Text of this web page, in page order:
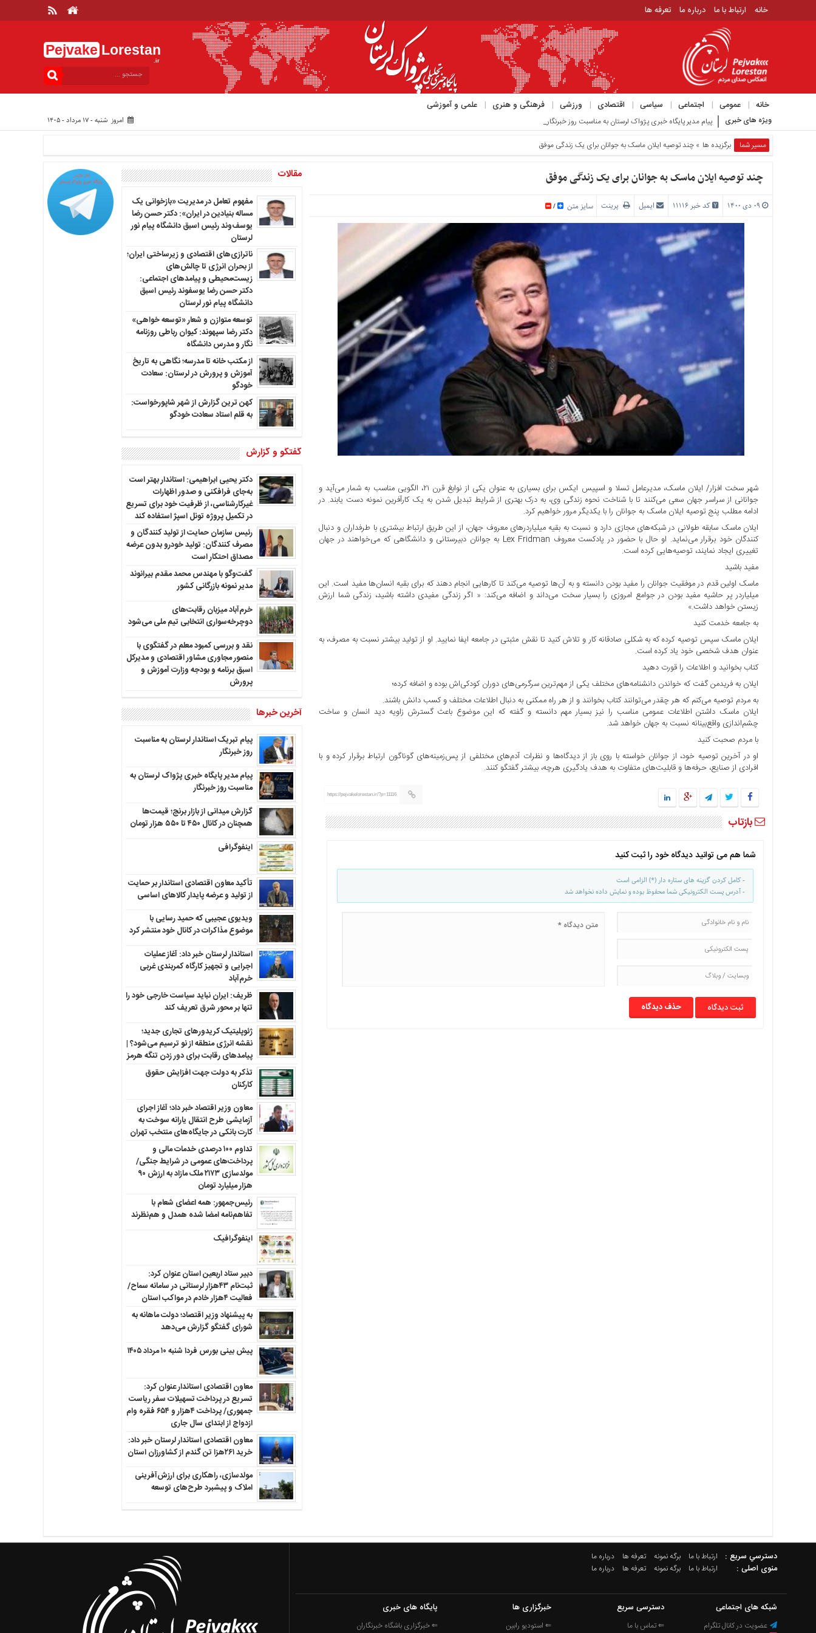
خانه ارتباط با ما درباره ما تعرفه ها
Pejvake Lorestan
.ir
خانه عمومی اجتماعی سیاسی اقتصادی ورزشی فرهنگی و هنری علمی و آموزشی
ارتباط
ویژه های خبری گزارش میدانی ا_ امروز شنبه - ۱۷ مرداد - ۱۴۰۵
مسیر شما برگزیده ها » چند توصیه ایلان ماسک به جوانان برای یک زندگی موفق
چند توصیه ایلان ماسک به جوانان برای یک زندگی موفق
کد خبر 11116 ایمیل پرینت سایز متن /
شهر سخت افزار/ ایلان ماسک، مدیرعامل تسلا و اسپیس ایکس برای بسیاری به عنوان یکی از نوابغ قرن ۲۱، الگویی مناسب به شمار می‌آید و
جوانانی از سراسر جهان سعی می‌کنند تا با شناخت نحوه زندگی وی، به درک بهتری از شرایط تبدیل شدن به یک کارآفرین نمونه دست یابند. در
ادامه مطلب پنج توصیه ایلان ماسک به جوانان را با یکدیگر مرور خواهیم کرد.
ایلان ماسک سابقه طولانی در شبکه‌های مجازی دارد و نسبت به بقیه میلیاردرهای معروف جهان، از این طریق ارتباط بیشتری با طرفداران و دنبال
کنندگان خود برقرار می‌نماید. او حال با حضور در پادکست معروف Lex Fridman به جوانان دبیرستانی و دانشگاهی که می‌خواهند در جهان
تغییری ایجاد نمایند، توصیه‌هایی کرده است.
مفید باشید
ماسک اولین قدم در موفقیت جوانان را مفید بودن دانسته و به آن‌ها توصیه می‌کند تا کارهایی انجام دهند که برای بقیه انسان‌ها مفید است. این
میلیاردر پر حاشیه مفید بودن در جوامع امروزی را بسیار سخت می‌داند و اضافه می‌کند: « اگر زندگی مفیدی داشته باشید، زندگی شما ارزش
زیستن خواهد داشت.»
به جامعه خدمت کنید
ایلان ماسک سپس توصیه کرده که به شکلی صادقانه کار و تلاش کنید تا نقش مثبتی در جامعه ایفا نمایید. او از تولید بیشتر نسبت به مصرف، به
عنوان هدف شخصی خود یاد کرده است.
کتاب بخوانید و اطلاعات را قورت دهید
ایلان به فریدمن گفت که خواندن دانشنامه‌های مختلف یکی از مهم‌ترین سرگرمی‌های دوران کودکی‌اش بوده و اضافه کرده؛
به مردم توصیه می‌کنم که هر چقدر می‌توانند کتاب بخوانند و از هر راه ممکنی به دنبال اطلاعات مختلف و کسب دانش باشند.
ایلان ماسک داشتن اطلاعات عمومی مناسب را نیز بسیار مهم دانسته و گفته که این موضوع باعث گسترش زاویه دید انسان و ساخت
چشم‌اندازی واقع‌بینانه نسبت به جهان خواهد شد.
با مردم صحبت کنید
او در آخرین توصیه خود، از جوانان خواسته با روی باز از دیدگاه‌ها و نظرات آدم‌های مختلفی از پس‌زمینه‌های گوناگون ارتباط برقرار کرده و با
افرادی از صنایع، حرفه‌ها و قابلیت‌های متفاوت به هدف یادگیری هرچه، بیشتر گفتگو کنند.
https://pejvakelorestan.ir/?p=11116
بازتاب
شما هم می توانید دیدگاه خود را ثبت کنید
- کامل کردن گزینه های ستاره دار (*) الزامی است
- آدرس پست الکترونیکی شما محفوظ بوده و نمایش داده نخواهد شد
حذف دیدگاه
مقالات
مفهوم تعامل در مدیریت «بازخوانی یک
مساله بنیادین در ایران»: دکتر حسن رضا
یوسف‌وند رئیس اسبق دانشگاه پیام نور
لرستان
ناترازی‌های اقتصادی و زیرساختی ایران؛
از بحران انرژی تا چالش‌های
زیست‌محیطی و پیامدهای اجتماعی:
دکتر حسن رضا یوسفوند رئیس اسبق
دانشگاه پیام نور لرستان
توسعه متوازن و شعار «توسعه خواهی»
دکتر رضا سپهوند: کیوان رباطی روزنامه
نگار و مدرس دانشگاه
از مکتب خانه تا مدرسه؛ نگاهی به تاریخ
آموزش و پرورش در لرستان: سعادت
خودگو
کهن ترین گزارش از شهر شاپورخواست:
به قلم استاد سعادت خودگو
گفتگو و گزارش
دکتر یحیی ابراهیمی: استاندار بهتر است
به‌جای فرافکنی و صدور اظهارات
غیرکارشناسی، از ظرفیت خود برای تسریع
در تکمیل پروژه تونل اسپژ استفاده کند
رئیس سازمان حمایت از تولید کنندگان و
مصرف کنندگان: تولید خودرو بدون عرضه
مصداق احتکار است
گفت‌وگو با مهندس محمد مقدم بیرانوند
مدیر نمونه بازرگانی کشور
خرم‌آباد میزبان رقابت‌های
دوچرخه‌سواری انتخابی تیم ملی می‌شود
نقد و بررسی کمبود معلم در گفتگوی با
منصور مجاوری مشاور اقتصادی و مدیرکل
اسبق برنامه و بودجه وزارت آموزش و
پرورش
آخرین خبرها
پیام تبریک استاندار لرستان به‌ مناسبت
روز خبرنگار
پیام مدیر پایگاه خبری پژواک لرستان به
مناسبت روز خبرنگار
گزارش میدانی از بازار برنج؛ قیمت‌ها
همچنان در کانال ۴۵۰ تا ۵۵۰ هزار تومان
اینفوگرافی
تأکید معاون اقتصادی استاندار بر حمایت
از تولید و عرضه پایدار کالاهای اساسی
ویدیوی عجیبی که حمید رسایی با
موضوع مذاکرات در کانال خود منتشر کرد
استاندار لرستان خبر داد: آغاز عملیات
اجرایی و تجهیز کارگاه کمربندی غربی
خرم‌آباد
ظریف: ایران نباید سیاست خارجی خود را
تنها بر محور شرق تعریف کند
ژئوپلیتیک کریدورهای تجاری جدید؛
نقشه انرژی منطقه‌ از نو ترسیم می‌شود؟ |
پیامدهای رقابت برای دور زدن تنگه هرمز
تذکر به دولت جهت افزایش حقوق
کارکنان ‌
معاون وزیر اقتصاد خبر داد؛ آغاز اجرای
آزمایشی طرح انتقال یارانه سوخت به
کارت بانکی در جایگاه‌های منتخب تهران
تداوم ۱۰۰ درصدی خدمات مالی و
پرداخت‌های عمومی در شرایط جنگی/
مولدسازی ۲۱۷۳ ملک مازاد به ارزش ۹۰
هزار میلیارد تومان
رئیس‌جمهور: همه اعضای شعام با
تفاهم‌نامه امضا شده همدل و هم‌نظرند
اینفوگرافیک
دبیر ستاد اربعین استان عنوان کرد:
ثبت‌نام ۴۳هزار لرستانی در سامانه سماح/
فعالیت ۴هزار خادم در مواکب استان
به پیشنهاد وزیر اقتصاد؛ دولت ماهانه به
شورای گفتگو گزارش می‌دهد
پیش بینی بورس فردا شنبه ۱۰ مرداد ۱۴۰۵
معاون اقتصادی استاندار عنوان کرد:
تسریع در پرداخت تسهیلات سفر ریاست
جمهوری/ پرداخت ۴هزار و ۶۵۴ فقره وام
ازدواج از ابتدای سال جاری
معاون اقتصادی استاندار لرستان خبر داد:
خرید ۲۶۱هزا تن گندم از کشاورزان استان
مولدسازی، راهکاری برای ارزش‌آفرینی
املاک و پیشبرد طرح‌های توسعه
دسترسي سريع : ارتباط با ما برگه نمونه تعرفه ها درباره ما
منوی اصلی : ارتباط با ما برگه نمونه تعرفه ها درباره ما
شبکه های اجتماعی
عضویت در کانال تلگرام
دسترسی سریع
⇐ تماس با ما
خبرگزاری ها
⇐ استودیو رابین
پایگاه های خبری
⇐ خبرگزاری باشگاه خبرنگاران